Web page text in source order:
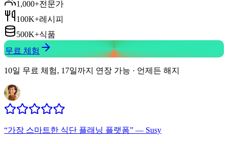
1,000+전문가
100K+레시피
500K+식품
무료 체험
10일 무료 체험, 17일까지 연장 가능 · 언제든 해지
“가장 스마트한 식단 플래닝 플랫폼” — Susy